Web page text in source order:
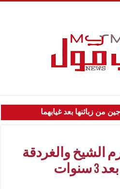
من زبائنها بعد غيابهما
الشيخ والغردقة